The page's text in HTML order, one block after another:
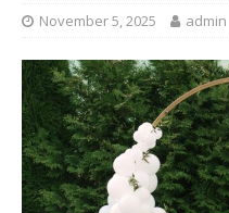
November 5, 2025 admin